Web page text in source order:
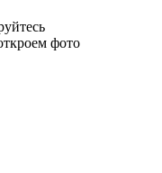
фото